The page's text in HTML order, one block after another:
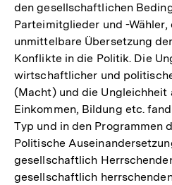
den gesellschaftlichen
Parteimitglieder und -Wähler,
unmittelbare Übersetzung
Konflikte in die Politik. Die
wirtschaftlicher und
(Macht) und die Ungleichheit
Einkommen, Bildung etc.
Typ und in den Programmen
Politische
gesellschaftlich
gesellschaftlich